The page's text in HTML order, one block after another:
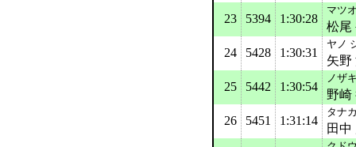
23
5394 1:30:28
マツ
松尾
24
5428 1:30:31
ヤノ
矢野
25
5442 1:30:54
ノザ
野崎
26
5451 1:31:14
タナ
田中